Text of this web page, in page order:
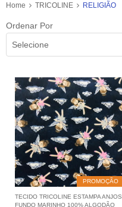
Home TRICOLINE RELIGIÃO
Ordenar Por
Selecione
PROMOÇÃO
TECIDO TRICOLINE ESTAMPA ANJOS
FUNDO MARINHO 100% ALGODÃO